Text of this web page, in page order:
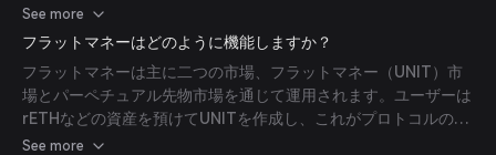
維持しつつ価格変動を相殺することを目指しています。
See more
フラットマネーはどのように機能しますか？
フラットマネーは主に二つの市場、フラットマネー（UNIT）市
場とパーペチュアル先物市場を通じて運用されます。ユーザーは
rETHなどの資産を預けてUNITを作成し、これがプロトコルのス
テーブルコインとして機能します。パーペチュアル先物市場では
See more